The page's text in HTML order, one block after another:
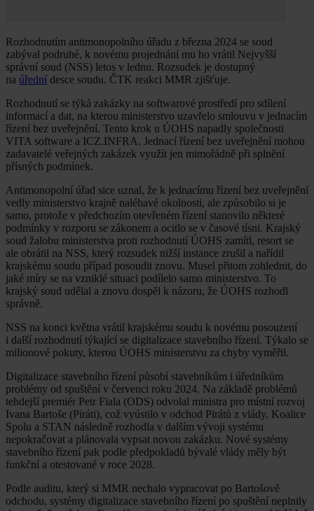
Rozhodnutím antimonopolního úřadu z března 2024 se soud
zabýval podruhé, k novému projednání mu ho vrátil Nejvyšší
správní soud (NSS) letos v lednu. Rozsudek je dostupný
na úřední desce soudu. ČTK reakci MMR zjišťuje.
Rozhodnutí se týká zakázky na softwarové prostředí pro sdílení
informací a dat, na kterou ministerstvo uzavřelo smlouvu v jednacím
řízení bez uveřejnění. Tento krok u ÚOHS napadly společnosti
VITA software a ICZ.INFRA. Jednací řízení bez uveřejnění mohou
zadavatelé veřejných zakázek využít jen mimořádně při splnění
přísných podmínek.
Antimonopolní úřad sice uznal, že k jednacímu řízení bez uveřejnění
vedly ministerstvo krajně naléhavé okolnosti, ale způsobilo si je
samo, protože v předchozím otevřeném řízení stanovilo některé
podmínky v rozporu se zákonem a ocitlo se v časové tísni. Krajský
soud žalobu ministerstva proti rozhodnutí ÚOHS zamítl, resort se
ale obrátil na NSS, který rozsudek nižší instance zrušil a nařídil
krajskému soudu případ posoudit znovu. Musel přitom zohlednit, do
jaké míry se na vzniklé situaci podílelo samo ministerstvo. To
krajský soud udělal a znovu dospěl k názoru, že ÚOHS rozhodl
správně.
NSS na konci května vrátil krajskému soudu k novému posouzení
i další rozhodnutí týkající se digitalizace stavebního řízení. Týkalo se
milionové pokuty, kterou ÚOHS ministerstvu za chyby vyměřil.
Digitalizace stavebního řízení působí stavebníkům i úředníkům
problémy od spuštění v červenci roku 2024. Na základě problémů
tehdejší premiér Petr Fiala (ODS) odvolal ministra pro místní rozvoj
Ivana Bartoše (Piráti), což vyústilo v odchod Pirátů z vlády. Koalice
Spolu a STAN následně rozhodla v dalším vývoji systému
nepokračovat a plánovala vypsat novou zakázku. Nové systémy
stavebního řízení pak podle předpokladů bývalé vlády měly být
funkční a otestované v roce 2028.
Podle auditu, který si MMR nechalo vypracovat po Bartošově
odchodu, systémy digitalizace stavebního řízení po spuštění neplnily